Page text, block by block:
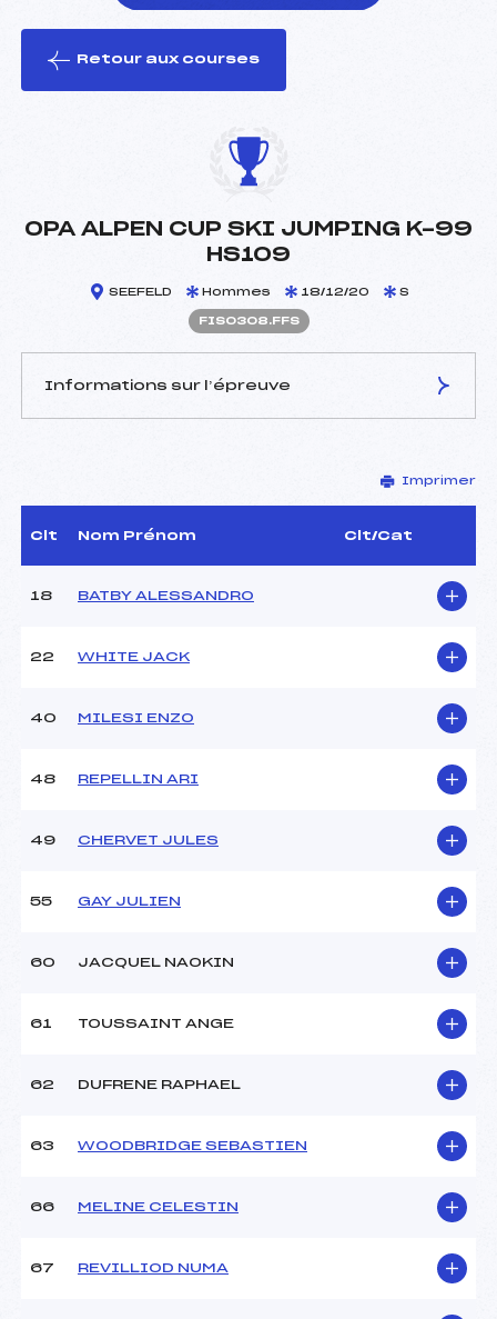
le ski
Retour aux courses
OPA ALPEN CUP SKI JUMPING K-99
HS109
SEEFELD Hommes 18/12/20 S
FIS0308.FFS
Informations sur l’épreuve
–
Délégué Technique :
–
D.T Adjoint :
JUGES DE SAUT
Juge D :
Pénalité appliquée :
17.2900
Imprimer
Clt Nom Prénom Clt/Cat
18 BATBY ALESSANDRO
22 WHITE JACK
40 MILESI ENZO
48 REPELLIN ARI
49 CHERVET JULES
55 GAY JULIEN
60 JACQUEL NAOKIN
61 TOUSSAINT ANGE
62 DUFRENE RAPHAEL
63 WOODBRIDGE SEBASTIEN
66 MELINE CELESTIN
67 REVILLIOD NUMA